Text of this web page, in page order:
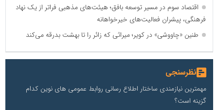
اقتصاد سوم در مسیر توسعه بافق؛ هیئت‌های مذهبی فراتر از یک نهاد
فرهنگی، پیشران فعالیت‌های خیرخواهانه
طنین «چاووشی» در کویر؛ میراثی که زائر را تا بهشت بدرقه می‌کند
نظرسنجی
مهمترین نیازمندی ساختار اطلاع رسانی روابط عمومی های نوین کدام
گزینه است؟